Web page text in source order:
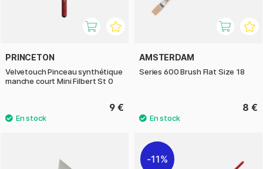
PRINCETON
Velvetouch Pinceau synthétique
manche court Mini Filbert St 0
9 €
AMSTERDAM
Series 600 Brush Flat Size 18
8 €
11%